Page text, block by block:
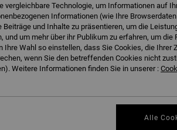
vergleichbare Technologie, um Informationen auf
Informationen (wie Ihre
und Inhalte zu präsentieren, um die
um mehr über ihr Publikum zu erfahren, um die
Ihre Wahl so einstellen, dass Sie Cookies, die Ihrer
wenn Sie den betreffenden Cookies nicht
Weitere Informationen finden Sie in unserer :
Alle